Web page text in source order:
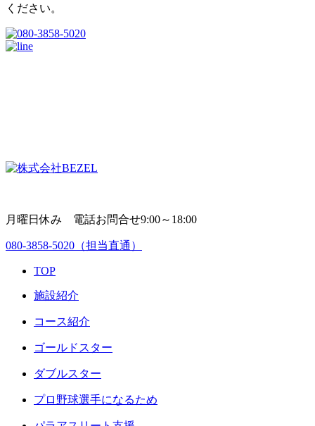
ください。
月曜日休み 電話お問合せ9:00～18:00
080-3858-5020 （担当直通）
TOP
施設紹介
コース紹介
ゴールドスター
ダブルスター
プロ野球選手になるため